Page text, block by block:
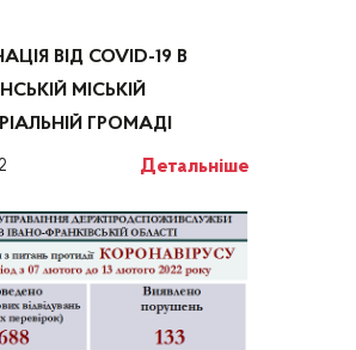
ВІД COVID-19 В
МІСЬКІЙ
ГРОМАДІ
Детальніше